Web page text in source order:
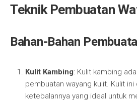
Teknik Pembuatan
Bahan-Bahan
Kulit Kambing: Kulit kambing
pembuatan wayang kulit. Kulit ini
ketebalannya yang ideal untuk